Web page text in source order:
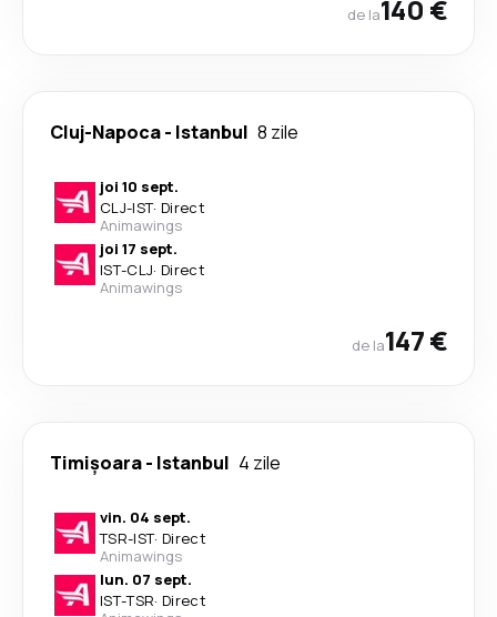
de la140 €
Cluj-Napoca- Istanbul 8 zile
joi 10 sept.
CLJ-IST· Direct
Animawings
joi 17 sept.
IST-CLJ· Direct
Animawings
de la147 €
Timișoara- Istanbul 4 zile
vin. 04 sept.
TSR-IST· Direct
Animawings
lun. 07 sept.
IST-TSR· Direct